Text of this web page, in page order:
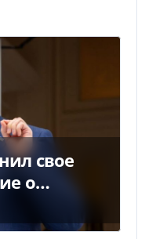
свое
о
в НАТО